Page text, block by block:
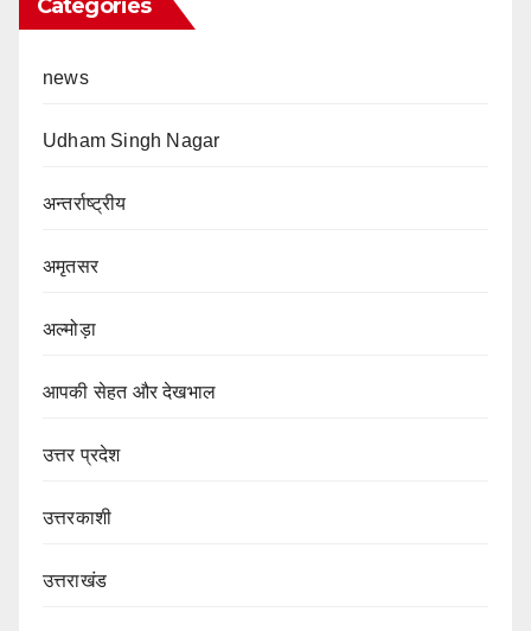
Categories
news
Udham Singh Nagar
अन्तर्राष्ट्रीय
अमृतसर
अल्मोड़ा
आपकी सेहत और देखभाल
उत्तर प्रदेश
उत्तरकाशी
उत्तराखंड